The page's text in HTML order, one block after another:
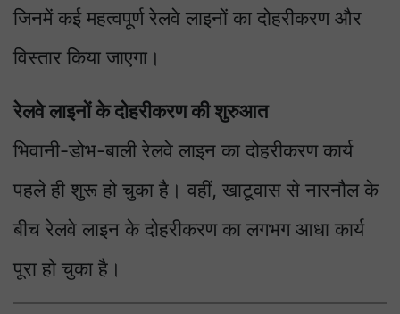
जिनमें कई महत्वपूर्ण रेलवे लाइनों का दोहरीकरण और
विस्तार किया जाएगा।
रेलवे लाइनों के दोहरीकरण की शुरुआत
भिवानी-डोभ-बाली रेलवे लाइन का दोहरीकरण कार्य
पहले ही शुरू हो चुका है। वहीं, खाटूवास से नारनौल के
बीच रेलवे लाइन के दोहरीकरण का लगभग आधा कार्य
पूरा हो चुका है।